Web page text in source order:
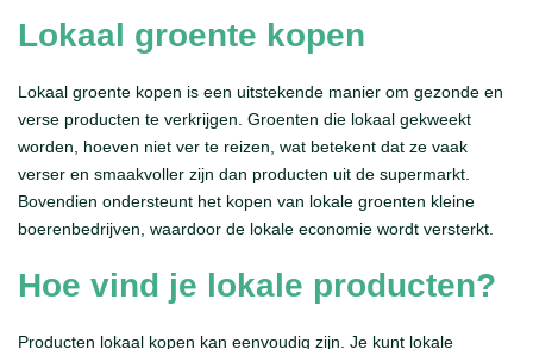
Lokaal groente kopen
Lokaal groente kopen is een uitstekende manier om gezonde en
verse producten te verkrijgen. Groenten die lokaal gekweekt
worden, hoeven niet ver te reizen, wat betekent dat ze vaak
verser en smaakvoller zijn dan producten uit de supermarkt.
Bovendien ondersteunt het kopen van lokale groenten kleine
boerenbedrijven, waardoor de lokale economie wordt versterkt.
Hoe vind je lokale producten?
Producten lokaal kopen kan eenvoudig zijn. Je kunt lokale